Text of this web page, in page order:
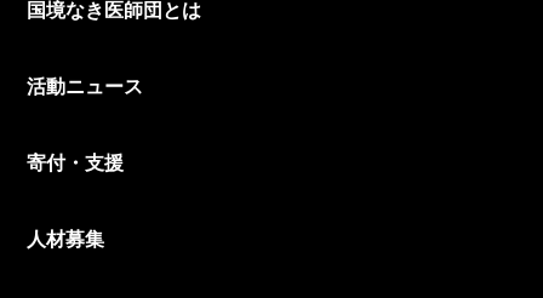
国境なき医師団とは
活動ニュース
寄付・支援
人材募集